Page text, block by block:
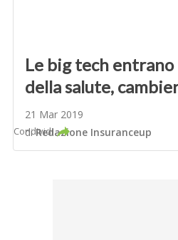
Le big tech
della salute,
21 Mar 2019
diRedazione Insuranceup
Condividi